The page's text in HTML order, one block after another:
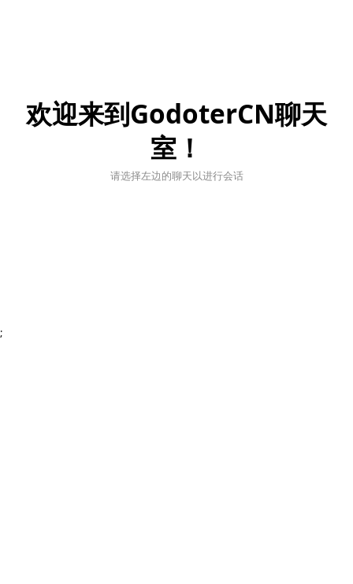
194
A 东
2021年12月26日
欢迎来到GodoterCN聊天
室！
请选择左边的聊天以进行会话
;